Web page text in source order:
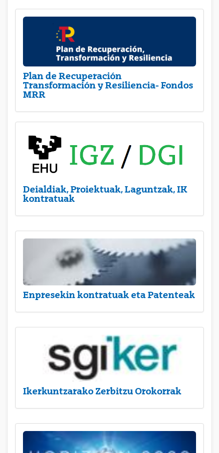
Plan de Recuperación
Transformación y Resiliencia- Fondos
MRR
Deialdiak, Proiektuak, Laguntzak, IK
kontratuak
Enpresekin kontratuak eta Patenteak
Ikerkuntzarako Zerbitzu Orokorrak